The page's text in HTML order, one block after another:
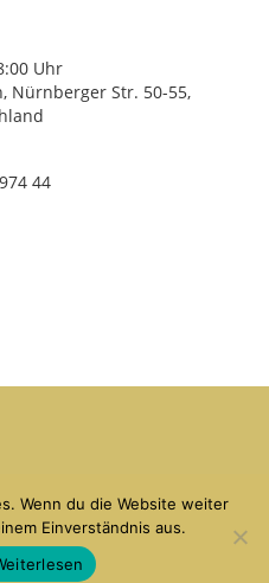
Uhr
Nürnberger Str. 50-55,
44
| Datenschutz
Wenn du die Website weiter
Einverständnis aus.